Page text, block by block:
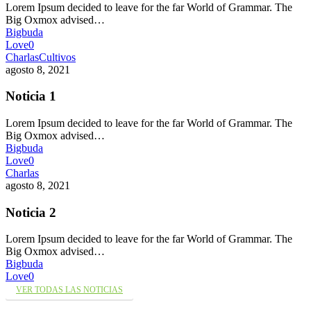
Lorem Ipsum decided to leave for the far World of Grammar. The
Big Oxmox advised…
Bigbuda
Love0
CharlasCultivos
agosto 8, 2021
Noticia 1
Lorem Ipsum decided to leave for the far World of Grammar. The
Big Oxmox advised…
Bigbuda
Love0
Charlas
agosto 8, 2021
Noticia 2
Lorem Ipsum decided to leave for the far World of Grammar. The
Big Oxmox advised…
Bigbuda
Love0
VER TODAS LAS NOTICIAS